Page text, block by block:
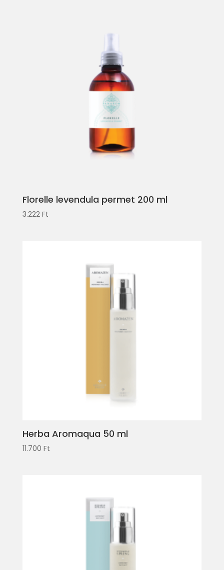
Florelle levendula permet 200 ml
3.222 Ft
Herba Aromaqua 50 ml
11.700 Ft